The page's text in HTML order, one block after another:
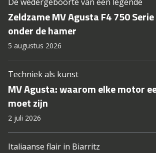
Zeldzame MV Agusta F4 750
onder de hamer
5 augustus 2026
Techniek als kunst
MV Agusta: waarom elke motor
moet zijn
2 juli 2026
Italiaanse flair in Biarritz